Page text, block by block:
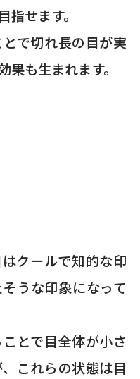
せます。
で切れ長の目が実
も生まれます。
クールで知的な印
うな印象になって
とで目全体が小さ
これらの状態は目